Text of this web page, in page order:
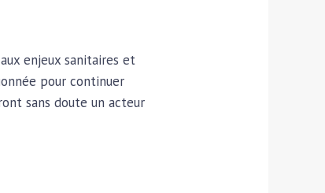
enjeux sanitaires et
pour continuer
sans doute un acteur